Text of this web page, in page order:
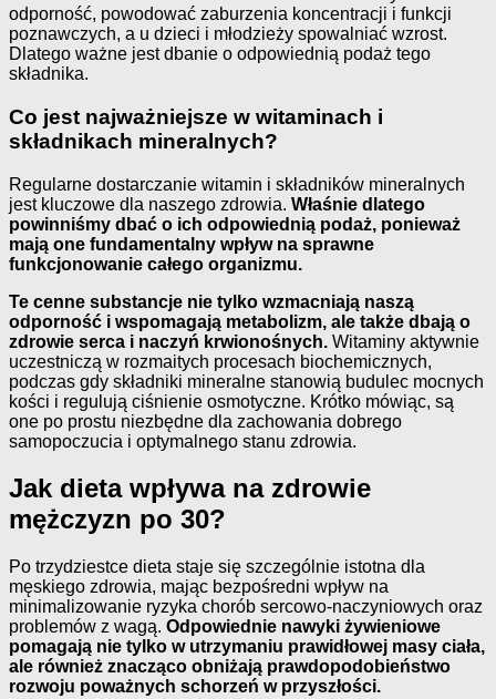
odporność, powodować zaburzenia koncentracji i funkcji
poznawczych, a u dzieci i młodzieży spowalniać wzrost.
Dlatego ważne jest dbanie o odpowiednią podaż tego
składnika.
Co jest najważniejsze w witaminach i
składnikach mineralnych?
Regularne dostarczanie witamin i składników mineralnych
jest kluczowe dla naszego zdrowia. Właśnie dlatego
powinniśmy dbać o ich odpowiednią podaż, ponieważ
mają one fundamentalny wpływ na sprawne
funkcjonowanie całego organizmu.
Te cenne substancje nie tylko wzmacniają naszą
odporność i wspomagają metabolizm, ale także dbają o
zdrowie serca i naczyń krwionośnych. Witaminy aktywnie
uczestniczą w rozmaitych procesach biochemicznych,
podczas gdy składniki mineralne stanowią budulec mocnych
kości i regulują ciśnienie osmotyczne. Krótko mówiąc, są
one po prostu niezbędne dla zachowania dobrego
samopoczucia i optymalnego stanu zdrowia.
Jak dieta wpływa na zdrowie
mężczyzn po 30?
Po trzydziestce dieta staje się szczególnie istotna dla
męskiego zdrowia, mając bezpośredni wpływ na
minimalizowanie ryzyka chorób sercowo-naczyniowych oraz
problemów z wagą. Odpowiednie nawyki żywieniowe
pomagają nie tylko w utrzymaniu prawidłowej masy ciała,
ale również znacząco obniżają prawdopodobieństwo
rozwoju poważnych schorzeń w przyszłości.